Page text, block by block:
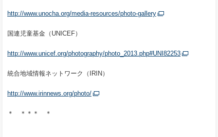
http://www.unocha.org/media-resources/photo-gallery
国連児童基金（UNICEF）
http://www.unicef.org/photography/photo_2013.php#UNI82253
統合地域情報ネットワーク（IRIN）
http://www.irinnews.org/photo/
＊ ＊＊＊ ＊